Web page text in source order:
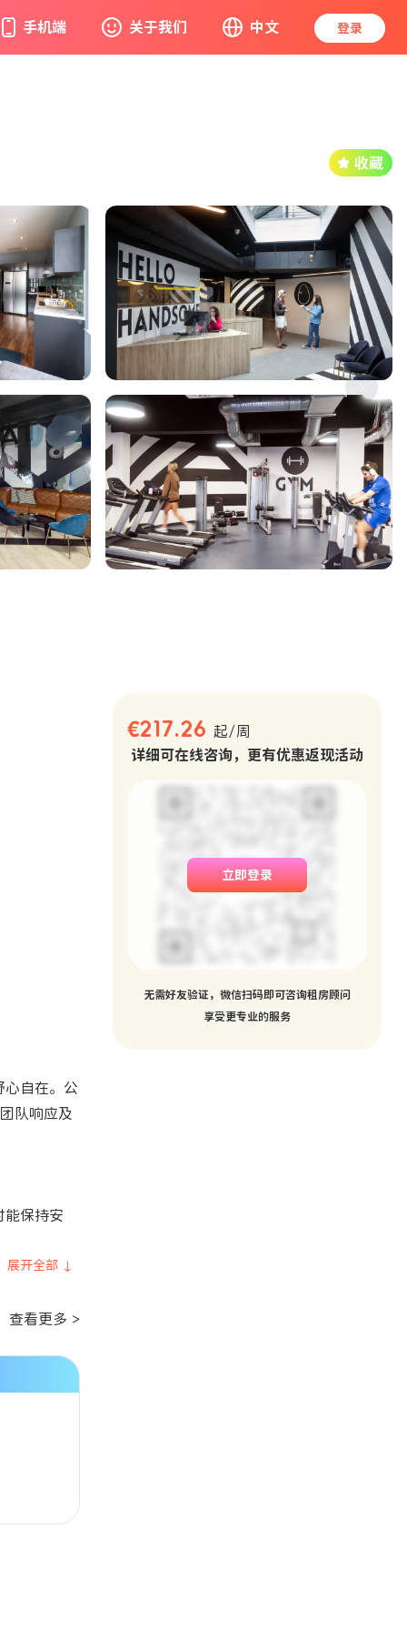
手机端 关于我们 中文 登录
心自在。公
队响应及
能保持安
展开全部 ↓
查看更多 >
€217.26
起/周
详细可在线咨询，更有优惠返现活动
立即登录
无需好友验证，微信扫码即可咨询租房顾问
享受更专业的服务